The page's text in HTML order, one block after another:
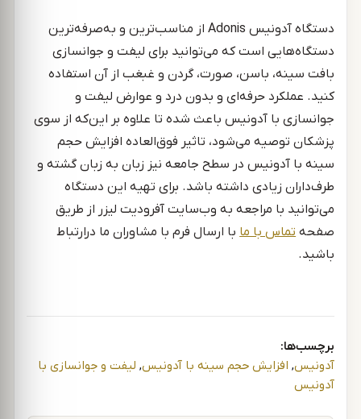
دستگاه آدونیس Adonis از مناسب‌ترین و به‌صرفه‌ترین
دستگاه‌هایی است که می‌توانید برای لیفت و جوانسازی
بافت سینه، باسن، صورت، گردن و غبغب از آن استفاده
کنید. عملکرد حرفه‌ای و بدون درد و عوارض لیفت و
جوانسازی با آدونیس باعث شده تا علاوه بر این‌که از سوی
پزشکان توصیه می‌شود، تاثیر فوق‌العاده افزایش حجم
سینه با آدونیس در سطح جامعه نیز زبان به زبان گشته و
طرف‌داران زیادی داشته باشد. برای تهیه این دستگاه
می‌توانید با مراجعه به وب‌سایت آفرودیت لیزر از طریق
صفحه تماس با ما با ارسال فرم با مشاوران ما درارتباط
باشید.
برچسب‌ها:
آدونیس, افزایش حجم سینه با آدونیس, لیفت و جوانسازی با
آدونیس